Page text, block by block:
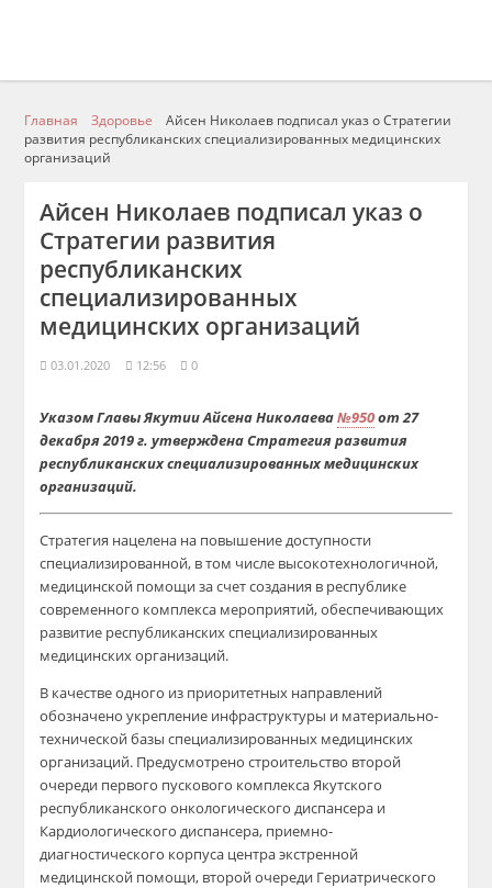
Главная Здоровье
Айсен Николаев подписал указ о Стратегии
развития республиканских специализированных медицинских
организаций
Айсен Николаев подписал указ о
Стратегии развития
республиканских
специализированных
медицинских организаций
03.01.2020 12:56 0
Указом Главы Якутии Айсена Николаева№950от 27
декабря 2019 г. утверждена Стратегия развития
республиканских специализированных медицинских
организаций.
Стратегия нацелена на повышение доступности
специализированной, в том числе высокотехнологичной,
медицинской помощи за счет создания в республике
современного комплекса мероприятий, обеспечивающих
развитие республиканских специализированных
медицинских организаций.
В качестве одного из приоритетных направлений
обозначено укрепление инфраструктуры и материально-
технической базы специализированных медицинских
организаций. Предусмотрено строительство второй
очереди первого пускового комплекса Якутского
республиканского онкологического диспансера и
Кардиологического диспансера, приемно-
диагностического корпуса центра экстренной
медицинской помощи, второй очереди Гериатрического